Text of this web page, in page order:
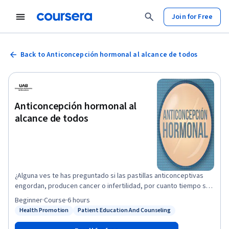
Join for Free
Back to Anticoncepción hormonal al alcance de todos
Anticoncepción hormonal al
alcance de todos
¿Alguna ves te has preguntado si las pastillas anticonceptivas
engordan, producen cancer o infertilidad, por cuanto tiempo se
pueden tomar y como actúan? o eres de las personas que quiere
saber si existen otros métodos anticonceptivos hormonales que
hormonal. Este curso da respuesta a muchas preguntas, dudas e
Health Promotion
Status: Patient Education And Counseling
Patient Education And Counseling
Beginner·Course·6 hours